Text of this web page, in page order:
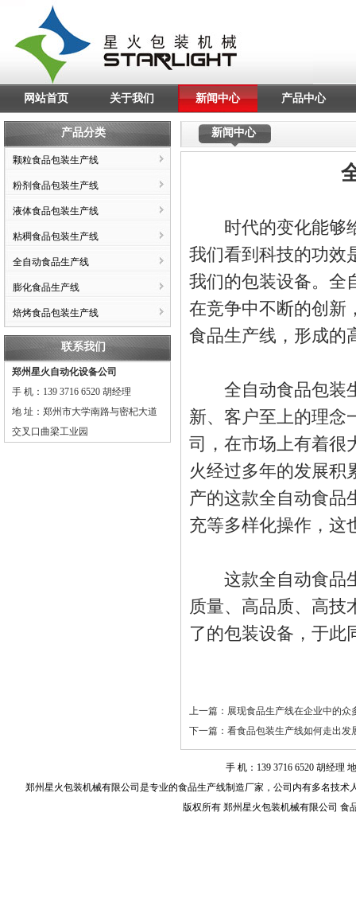
网站首页 关于我们 新闻中心 产品中心
产品分类
颗粒食品包装生产线
粉剂食品包装生产线
液体食品包装生产线
粘稠食品包装生产线
全自动食品生产线
膨化食品生产线
焙烤食品包装生产线
联系我们
郑州星火自动化设备公司
手 机：139 3716 6520 胡经理
地 址：郑州市大学南路与密杞大道
交叉口曲梁工业园
新闻中心
时代的变化能够给
我们看到科技的功效
我们的包装设备。 全
在竞争中不断的创新
食品生产线，形成的
全自动食品包装生
新、客户至上的理念
司，在市场上有着很
火经过多年的发展积
产的这款全自动食品
充等多样化操作，这
这款全自动食品
质量、高品质、高技
了的包装设备，于此
上一篇： 展现食品生产线在企业中的众
下一篇： 看食品包装生产线如何走出发
手 机：139 3716 6520 胡经理
郑州星火包装机械有限公司是专业的食品生产线制造厂家，公司内有多名技术
版权所有 郑州星火包装机械有限公司